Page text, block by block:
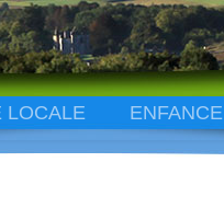
LOCALE ENFANCE